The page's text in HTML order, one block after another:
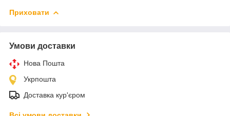
Приховати
Умови доставки
Нова Пошта
Укрпошта
Доставка кур'єром